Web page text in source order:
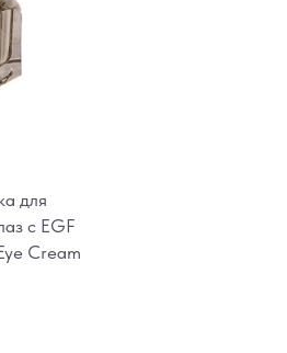
для
с EGF
Cream